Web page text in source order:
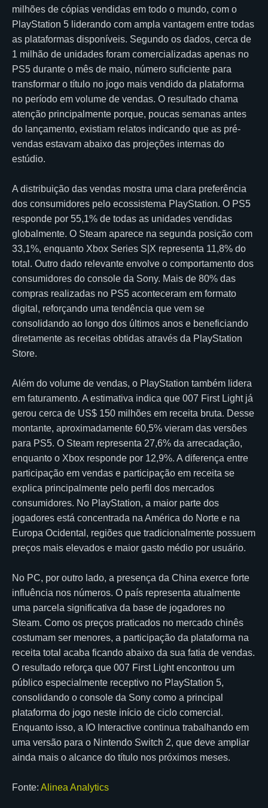
milhões de cópias vendidas em todo o mundo, com o
PlayStation 5 liderando com ampla vantagem entre todas
as plataformas disponíveis. Segundo os dados, cerca de
1 milhão de unidades foram comercializadas apenas no
PS5 durante o mês de maio, número suficiente para
transformar o título no jogo mais vendido da plataforma
no período em volume de vendas. O resultado chama
atenção principalmente porque, poucas semanas antes
do lançamento, existiam relatos indicando que as pré-
vendas estavam abaixo das projeções internas do
estúdio.
A distribuição das vendas mostra uma clara preferência
dos consumidores pelo ecossistema PlayStation. O PS5
responde por 55,1% de todas as unidades vendidas
globalmente. O Steam aparece na segunda posição com
33,1%, enquanto Xbox Series S|X representa 11,8% do
total. Outro dado relevante envolve o comportamento dos
consumidores do console da Sony. Mais de 80% das
compras realizadas no PS5 aconteceram em formato
digital, reforçando uma tendência que vem se
consolidando ao longo dos últimos anos e beneficiando
diretamente as receitas obtidas através da PlayStation
Store.
Além do volume de vendas, o PlayStation também lidera
em faturamento. A estimativa indica que 007 First Light já
gerou cerca de US$ 150 milhões em receita bruta. Desse
montante, aproximadamente 60,5% vieram das versões
para PS5. O Steam representa 27,6% da arrecadação,
enquanto o Xbox responde por 12,9%. A diferença entre
participação em vendas e participação em receita se
explica principalmente pelo perfil dos mercados
consumidores. No PlayStation, a maior parte dos
jogadores está concentrada na América do Norte e na
Europa Ocidental, regiões que tradicionalmente possuem
preços mais elevados e maior gasto médio por usuário.
No PC, por outro lado, a presença da China exerce forte
influência nos números. O país representa atualmente
uma parcela significativa da base de jogadores no
Steam. Como os preços praticados no mercado chinês
costumam ser menores, a participação da plataforma na
receita total acaba ficando abaixo da sua fatia de vendas.
O resultado reforça que 007 First Light encontrou um
público especialmente receptivo no PlayStation 5,
consolidando o console da Sony como a principal
plataforma do jogo neste início de ciclo comercial.
Enquanto isso, a IO Interactive continua trabalhando em
uma versão para o Nintendo Switch 2, que deve ampliar
ainda mais o alcance do título nos próximos meses.
Fonte: Alinea Analytics